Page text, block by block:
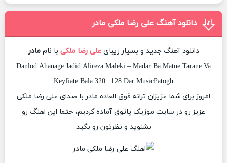
دانلود آهنگ علی رضا ملکی مادر
دانلود آهنگ جدید و بسیار زیبایعلی رضا ملکی با ناممادر
Danlod Ahanage Jadid Alireza Maleki – Madar Ba Matne Tarane Va
Keyfiate Bala 320 | 128 Dar MusicPatogh
امروز برای شما عزیزان ترانه فوق العاده مادر با صدای علی رضا ملکی
عزیز رو در سایت موزیک پاتوق آماده کردیم، حتما این اهنگ رو
بشنوید و نظرتون رو بگید